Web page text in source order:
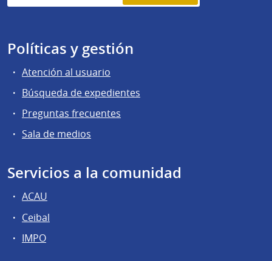
Políticas y gestión
Atención al usuario
Búsqueda de expedientes
Preguntas frecuentes
Sala de medios
Servicios a la comunidad
ACAU
Ceibal
IMPO